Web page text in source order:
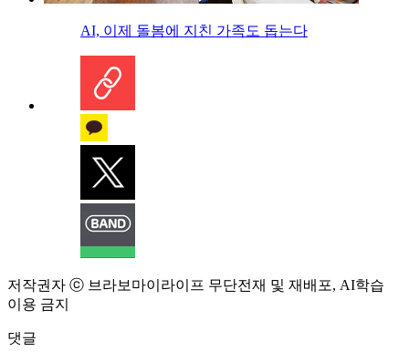
AI, 이제 돌봄에 지친 가족도 돕는다
저작권자 ⓒ 브라보마이라이프 무단전재 및 재배포, AI학습
이용 금지
댓글